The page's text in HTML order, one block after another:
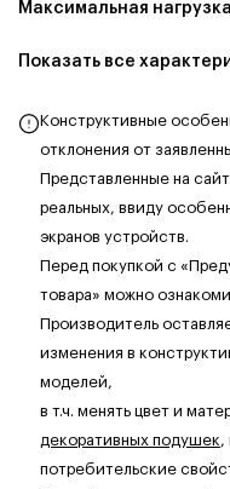
Максимальная
Показать все
Конструктивные
отклонения от
Представленные на
реальных, ввиду
экранов устройств.
Перед покупкой с
товара» можно
Производитель
изменения в
моделей,
в т.ч. менять цвет и
декоративных подушек,
потребительские